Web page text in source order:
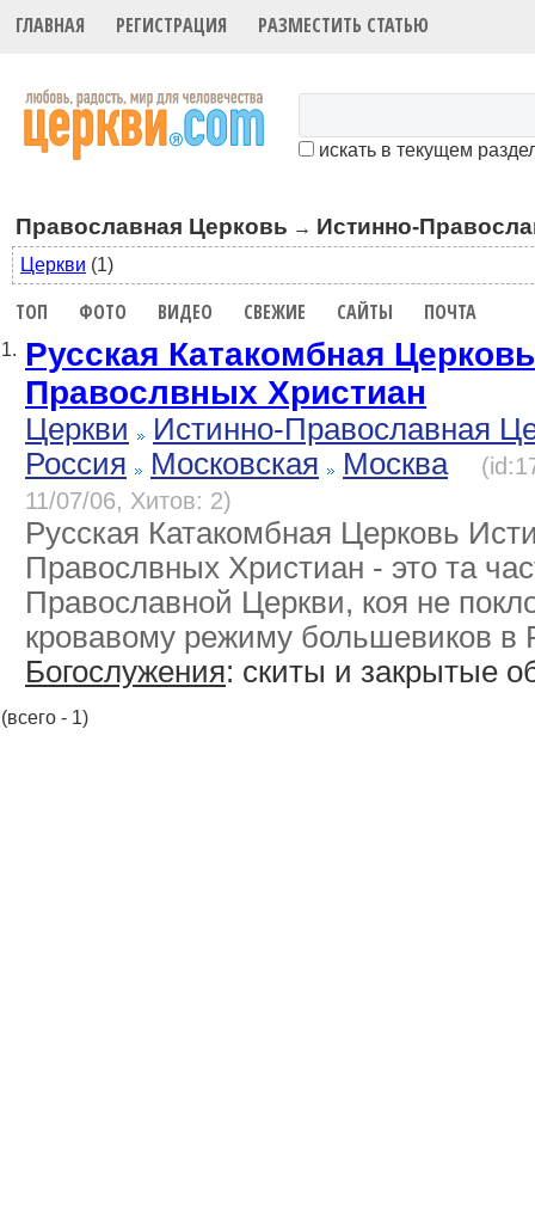
ГЛАВНАЯ РЕГИСТРАЦИЯ РАЗМЕСТИТЬ СТАТЬЮ
искать в текущем
Православная Церковь → Истинно-
Церкви (1)
ТОП ФОТО ВИДЕО СВЕЖИЕ САЙТЫ ПОЧТА
1. Русская Катакомбная
Правослвных Христиан
Церкви
Истинно-Православная
Россия
Московская Москва
11/07/06, Хитов: 2)
Русская Катакомбная Церковь
Правослвных Христиан - это та
Православной Церкви, коя не
кровавому режиму большевиков в
Богослужения: скиты и закрытые
(всего - 1)